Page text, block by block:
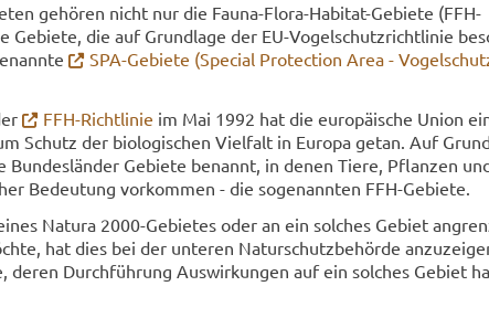
ge­hö­ren nicht nur die Fauna-​Flora-Habitat-Gebiete (FFH-​
Ge­bie­te, die auf Grund­la­ge der EU-​Vogelschutzrichtlinie
SPA-​Gebiete (Spe­cial Pro­tec­tion Area -
FFH-​Richtlinie im Mai 1992 hat die eu­ro­päi­sche Union
Schutz der bio­lo­gi­schen Viel­falt in Eu­ro­pa getan. Auf
Bun­des­län­der Ge­bie­te be­nannt, in denen Tiere, Pflan­zen
Be­deu­tung vor­kom­men - die so­ge­nann­ten FFH-​Gebiete.
Na­tu­ra 2000-​Gebietes oder an ein sol­ches Ge­biet
hat dies bei der un­te­ren Na­tur­schutz­be­hör­de
deren Durch­füh­rung Aus­wir­kun­gen auf ein sol­ches Ge­biet